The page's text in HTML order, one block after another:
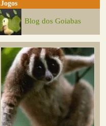
Jogos
Blog dos Goiabas